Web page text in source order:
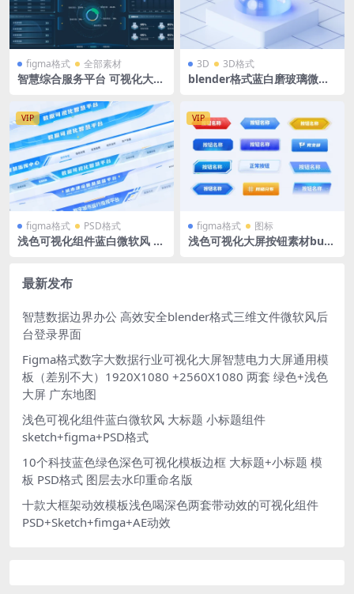
figma格式 全部素材
智慧综合服务平台 可视化大屏
源文件 一张
3D 3D格式
blender格式蓝白磨玻璃微软
VIP
figma格式 PSD格式
浅色可视化组件蓝白微软风 大
VIP
figma格式 图标
浅色可视化大屏按钮素材butt
最新发布
智慧数据边界办公 高效安全blender格式三维文件微软风后
台登录界面
Figma格式数字大数据行业可视化大屏智慧电力大屏通用模
板（差别不大）1920X1080 +2560X1080 两套 绿色+浅色
大屏 广东地图
浅色可视化组件蓝白微软风 大标题 小标题组件
sketch+figma+PSD格式
10个科技蓝色绿色深色可视化模板边框 大标题+小标题 模
板 PSD格式 图层去水印重命名版
十款大框架动效模板浅色喝深色两套带动效的可视化组件
PSD+Sketch+fimga+AE动效